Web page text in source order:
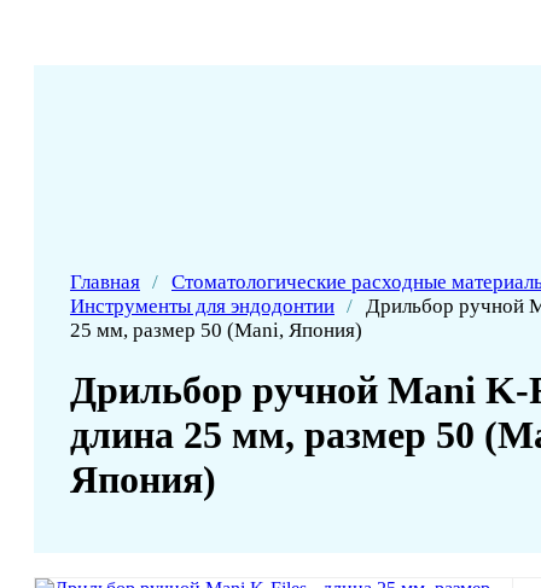
Главная / Стоматологические расходные
Инструменты для эндодонтии / Дрильбор ручной
25 мм, размер 50 (Mani, Япония)
Дрильбор ручной Mani K-
длина 25 мм, размер 50
Япония)